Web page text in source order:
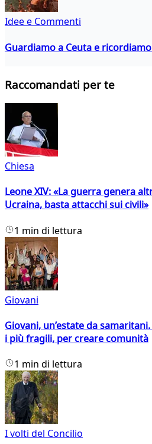
Idee e Commenti
Guardiamo a Ceuta e
Raccomandati per te
Chiesa
Leone XIV: «La guerra genera
Ucraina, basta attacchi sui civili»
1 min di lettura
Giovani
Giovani, un’estate da
i più fragili, per creare comunità
1 min di lettura
I volti del Concilio